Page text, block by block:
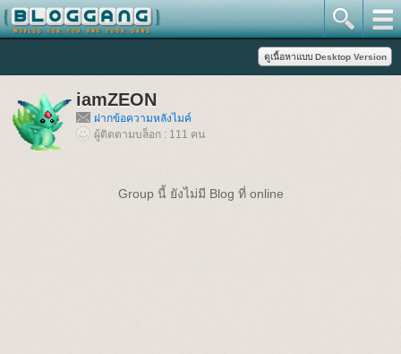
iamZEON
ฝากข้อความหลังไมค์
ผู้ติดตามบล็อก : 111 คน
Group นี้ ยังไม่มี Blog ที่ online